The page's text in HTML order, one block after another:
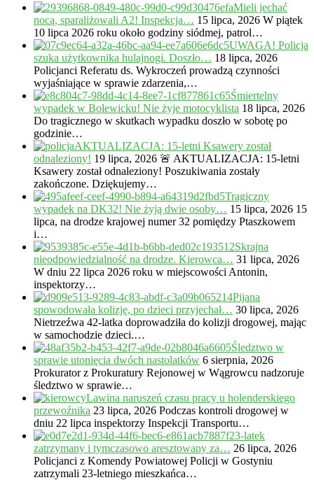
Mieli jechać
nocą, sparaliżowali A2! Inspekcja… 15 lipca, 2026 W piątek
10 lipca 2026 roku około godziny siódmej, patrol…
UWAGA! Policja
szuka użytkownika hulajnogi. Doszło… 18 lipca, 2026
Policjanci Referatu ds. Wykroczeń prowadzą czynności
wyjaśniające w sprawie zdarzenia,…
Śmiertelny
wypadek w Bolewicku! Nie żyje motocyklista 18 lipca, 2026
Do tragicznego w skutkach wypadku doszło w sobotę po
godzinie…
AKTUALIZACJA: 15-letni Ksawery został
odnaleziony! 19 lipca, 2026 🚨 AKTUALIZACJA: 15-letni
Ksawery został odnaleziony! Poszukiwania zostały
zakończone. Dziękujemy…
Tragiczny
wypadek na DK32! Nie żyją dwie osoby… 15 lipca, 2026 15
lipca, na drodze krajowej numer 32 pomiędzy Ptaszkowem
i…
Skrajna
nieodpowiedzialność na drodze. Kierowca… 31 lipca, 2026
W dniu 22 lipca 2026 roku w miejscowości Antonin,
inspektorzy…
Pijana
spowodowała kolizję, po dzieci przyjechał… 30 lipca, 2026
Nietrzeźwa 42-latka doprowadziła do kolizji drogowej, mając
w samochodzie dzieci.…
Śledztwo w
sprawie utonięcia dwóch nastolatków 6 sierpnia, 2026
Prokurator z Prokuratury Rejonowej w Wągrowcu nadzoruje
śledztwo w sprawie…
Lawina naruszeń czasu pracy u holenderskiego
przewoźnika 23 lipca, 2026 Podczas kontroli drogowej w
dniu 22 lipca inspektorzy Inspekcji Transportu…
23-latek
zatrzymany i tymczasowo aresztowany za… 26 lipca, 2026
Policjanci z Komendy Powiatowej Policji w Gostyniu
zatrzymali 23-letniego mieszkańca…